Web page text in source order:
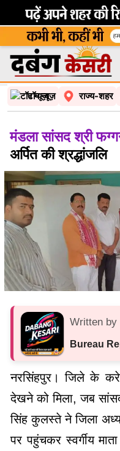
टॉप न्यूज़ राज्य-शहर
मंडला सांसद श्री
अर्पित की श्रद्धांजलि
Written by
Bureau
नरसिंहपुर। जिले के
देखने को मिला, जब
सिंह कुलस्ते ने जिला
पर पहुंचकर स्वर्गीय